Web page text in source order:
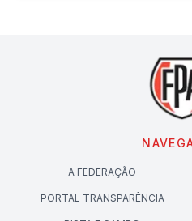
A FEDERAÇÃO
PORTAL TRANSPARÊNCIA